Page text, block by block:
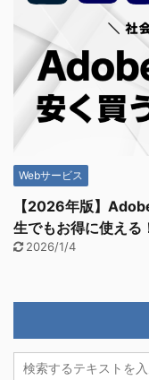
Webサービス
【2026年版】
生でもお得に使える
2026/1/4